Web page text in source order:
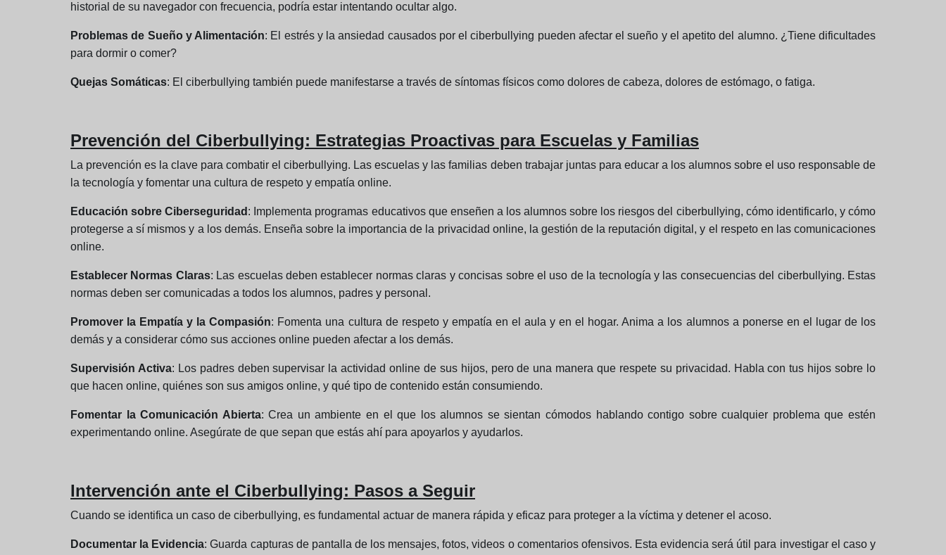
historial de su navegador con frecuencia, podría estar intentando ocultar algo.
Problemas de Sueño y Alimentación: El estrés y la ansiedad causados por el ciberbullying pueden afectar el sueño y el apetito del alumno. ¿Tiene dificultades
para dormir o comer?
Quejas Somáticas: El ciberbullying también puede manifestarse a través de síntomas físicos como dolores de cabeza, dolores de estómago, o fatiga.
Prevención del Ciberbullying: Estrategias Proactivas para Escuelas y Familias
La prevención es la clave para combatir el ciberbullying. Las escuelas y las familias deben trabajar juntas para educar a los alumnos sobre el uso responsable de
la tecnología y fomentar una cultura de respeto y empatía online.
Educación sobre Ciberseguridad : Implementa programas educativos que enseñen a los alumnos sobre los riesgos del ciberbullying, cómo identificarlo, y cómo
protegerse a sí mismos y a los demás. Enseña sobre la importancia de la privacidad online, la gestión de la reputación digital, y el respeto en las comunicaciones
online.
Establecer Normas Claras: Las escuelas deben establecer normas claras y concisas sobre el uso de la tecnología y las consecuencias del ciberbullying. Estas
normas deben ser comunicadas a todos los alumnos, padres y personal.
Promover la Empatía y la Compasión: Fomenta una cultura de respeto y empatía en el aula y en el hogar. Anima a los alumnos a ponerse en el lugar de los
demás y a considerar cómo sus acciones online pueden afectar a los demás.
Supervisión Activa: Los padres deben supervisar la actividad online de sus hijos, pero de una manera que respete su privacidad. Habla con tus hijos sobre lo
que hacen online, quiénes son sus amigos online, y qué tipo de contenido están consumiendo.
Fomentar la Comunicación Abierta: Crea un ambiente en el que los alumnos se sientan cómodos hablando contigo sobre cualquier problema que estén
experimentando online. Asegúrate de que sepan que estás ahí para apoyarlos y ayudarlos.
Intervención ante el Ciberbullying: Pasos a Seguir
Cuando se identifica un caso de ciberbullying, es fundamental actuar de manera rápida y eficaz para proteger a la víctima y detener el acoso.
Documentar la Evidencia: Guarda capturas de pantalla de los mensajes, fotos, videos o comentarios ofensivos. Esta evidencia será útil para investigar el caso y